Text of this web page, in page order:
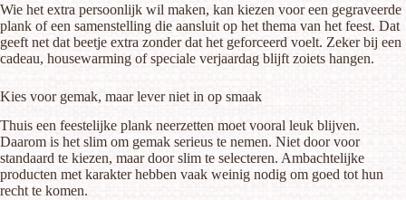
Wie het extra persoonlijk wil maken, kan kiezen vooreen gegraveerde
plank of een samenstelling die aansluit op het thema van het feest. Dat
geeft net dat beetje extra zonder dat het geforceerd voelt. Zeker bij een
cadeau, housewarming of speciale verjaardag blijft zoiets hangen.
Kies voor gemak, maar lever niet in op smaak
Thuis een feestelijke plank neerzetten moet vooral leuk blijven.
Daarom is het slim om gemak serieus te nemen. Niet door voor
standaard te kiezen, maar door slim te selecteren. Ambachtelijke
producten met karakter hebben vaak weinig nodig om goed tot hun
recht te komen.